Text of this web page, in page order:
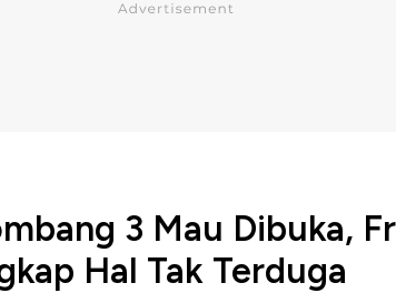
3 Mau Dibuka,
Hal Tak Terduga